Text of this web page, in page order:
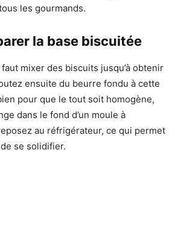
les gourmands.
la base biscuitée
mixer des biscuits jusqu’à obtenir
ensuite du beurre fondu à cette
pour que le tout soit homogène,
dans le fond d’un moule à
au réfrigérateur, ce qui permet
de se solidifier.